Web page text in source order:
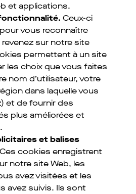
et applications.
Ceux-ci
vous reconnaître
sur notre site
permettent à un site
les choix que vous faites
nom d’utilisateur, votre
dans laquelle vous
et de fournir des
plus améliorées et
et balises
Ces cookies enregistrent
notre site Web, les
avez visitées et les
avez suivis. Ils sont